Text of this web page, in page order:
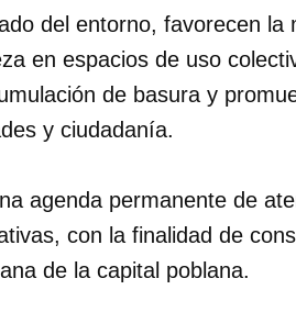
del entorno, favorecen la
en espacios de uso
de basura y
y ciudadanía.
agenda permanente de
con la finalidad de
de la capital poblana.